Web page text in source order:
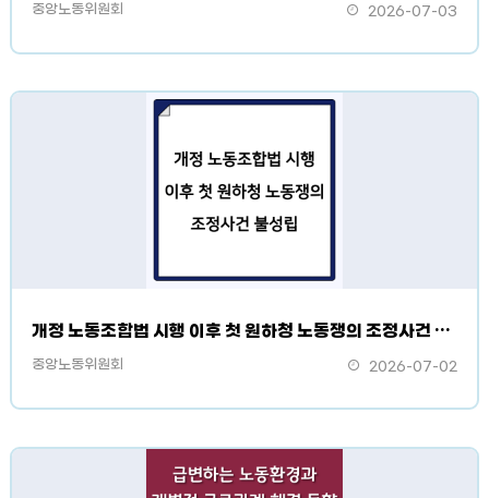
중앙노동위원회 2026-07-03
개정 노동조합법 시행 이후 첫 원하청 노동쟁의 조정사건 불성립
중앙노동위원회 2026-07-02